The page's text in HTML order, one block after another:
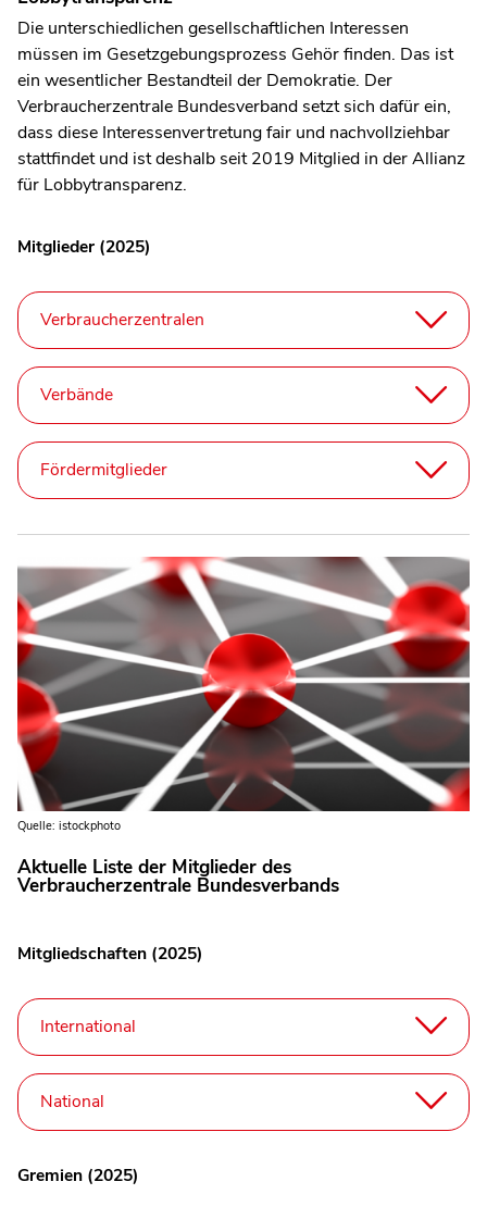
Die unterschiedlichen gesellschaftlichen Interessen
müssen im Gesetzgebungsprozess Gehör finden. Das ist
ein wesentlicher Bestandteil der Demokratie. Der
Verbraucherzentrale Bundesverband setzt sich dafür ein,
dass diese Interessenvertretung fair und nachvollziehbar
stattfindet und ist deshalb seit 2019 Mitglied in der Allianz
für Lobbytransparenz.
Mitglieder (2025)
Verbraucherzentralen
Verbände
Fördermitglieder
Quelle: istockphoto
Aktuelle Liste der Mitglieder des
Verbraucherzentrale Bundesverbands
Mitgliedschaften (2025)
International
National
Gremien (2025)